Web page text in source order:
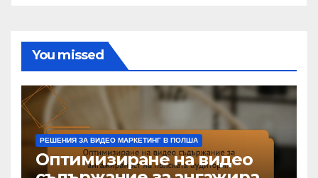
You missed
РЕШЕНИЯ ЗА ВИДЕО МАРКЕТИНГ В ПОЛША
Оптимизиране на видео